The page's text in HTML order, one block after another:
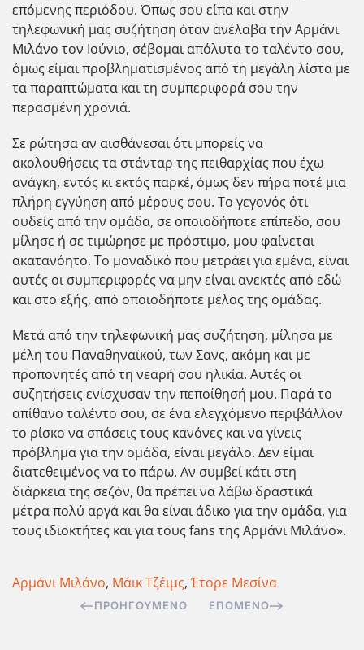
επόμενης περιόδου. Όπως σου είπα και στην
τηλεφωνική μας συζήτηση όταν ανέλαβα την Αρμάνι
Μιλάνο τον Ιούνιο, σέβομαι απόλυτα το ταλέντο σου,
όμως είμαι προβληματισμένος από τη μεγάλη λίστα με
τα παραπτώματα και τη συμπεριφορά σου την
περασμένη χρονιά.
Σε ρώτησα αν αισθάνεσαι ότι μπορείς να
ακολουθήσεις τα στάνταρ της πειθαρχίας που έχω
ανάγκη, εντός κι εκτός παρκέ, όμως δεν πήρα ποτέ μια
πλήρη εγγύηση από μέρους σου. Το γεγονός ότι
ουδείς από την ομάδα, σε οποιοδήποτε επίπεδο, σου
μίλησε ή σε τιμώρησε με πρόστιμο, μου φαίνεται
ακατανόητο. Το μοναδικό που μετράει για εμένα, είναι
αυτές οι συμπεριφορές να μην είναι ανεκτές από εδώ
και στο εξής, από οποιοδήποτε μέλος της ομάδας.
Μετά από την τηλεφωνική μας συζήτηση, μίλησα με
μέλη του Παναθηναϊκού, των Σανς, ακόμη και με
προπονητές από τη νεαρή σου ηλικία. Αυτές οι
συζητήσεις ενίσχυσαν την πεποίθησή μου. Παρά το
απίθανο ταλέντο σου, σε ένα ελεγχόμενο περιβάλλον
το ρίσκο να σπάσεις τους κανόνες και να γίνεις
πρόβλημα για την ομάδα, είναι μεγάλο. Δεν είμαι
διατεθειμένος να το πάρω. Αν συμβεί κάτι στη
διάρκεια της σεζόν, θα πρέπει να λάβω δραστικά
μέτρα πολύ αργά και θα είναι άδικο για την ομάδα, για
τους ιδιοκτήτες και για τους fans της Αρμάνι Μιλάνο».
Αρμάνι Μιλάνο, Μάικ Τζέιμς, Έτορε Μεσίνα
ΠΡΟΗΓΟΎΜΕΝΟ ΕΠΌΜΕΝΟ